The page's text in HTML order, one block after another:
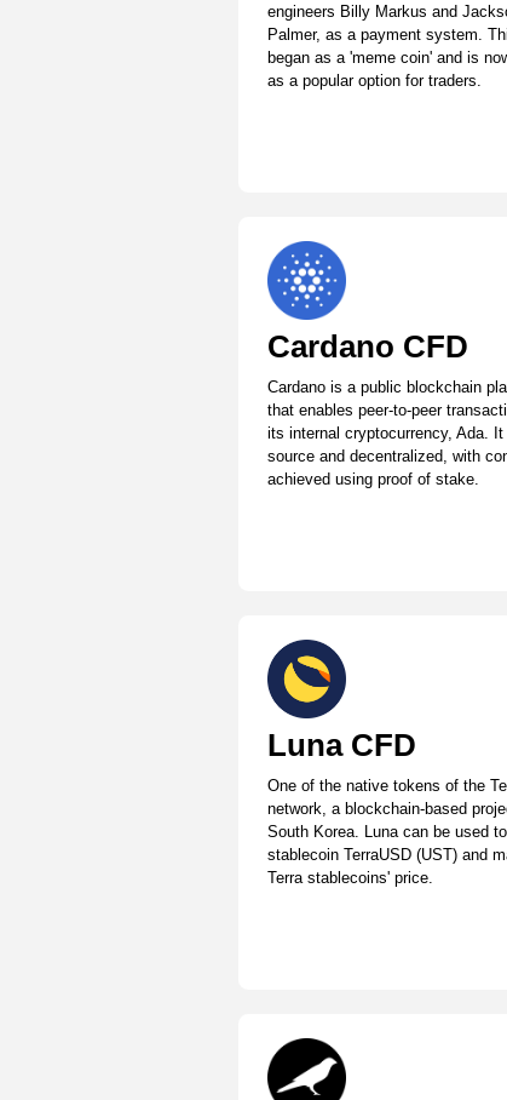
engineers Billy Markus and
Palmer, as a payment system.
began as a 'meme coin' and is
as a popular option for traders.
Cardano CFD
Cardano is a public blockchain
that enables peer-to-peer
its internal cryptocurrency, Ada.
source and decentralized, with
achieved using proof of stake.
Luna CFD
One of the native tokens of the
network, a blockchain-based
South Korea. Luna can be used
stablecoin TerraUSD (UST) and
Terra stablecoins' price.